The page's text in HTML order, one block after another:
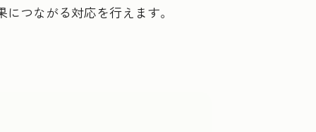
つながる対応を行えます。